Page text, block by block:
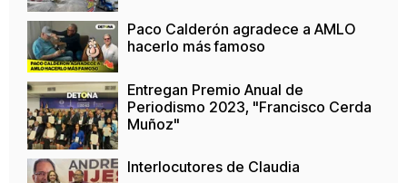
Paco Calderón agradece a AMLO
hacerlo más famoso
Entregan Premio Anual de
Periodismo 2023, "Francisco Cerda
Muñoz"
Interlocutores de Claudia